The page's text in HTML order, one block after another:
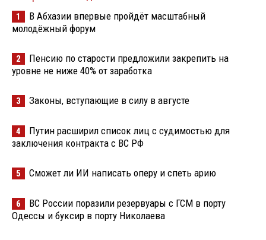
1
В Абхазии впервые пройдёт масштабный
молодёжный форум
2
Пенсию по старости предложили закрепить на
уровне не ниже 40% от заработка
3 Законы, вступающие в силу в августе
4
Путин расширил список лиц с судимостью для
заключения контракта с ВС РФ
5 Сможет ли ИИ написать оперу и спеть арию
6
ВС России поразили резервуары с ГСМ в порту
Одессы и буксир в порту Николаева